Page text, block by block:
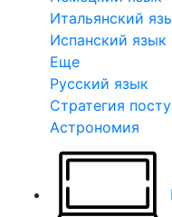
Итальянский
Испанский язык
Еще
Русский язык
Стратегия
Астрономия